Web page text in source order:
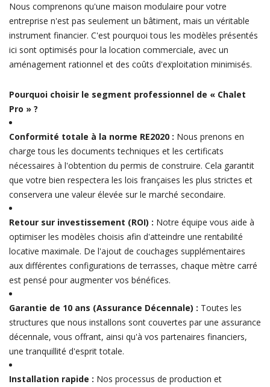
Nous comprenons qu'une maison modulaire pour votre
entreprise n'est pas seulement un bâtiment, mais un véritable
instrument financier. C'est pourquoi tous les modèles présentés
ici sont optimisés pour la location commerciale, avec un
aménagement rationnel et des coûts d'exploitation minimisés.
Pourquoi choisir le segment professionnel de « Chalet
Pro » ?
Conformité totale à la norme RE2020 : Nous prenons en
charge tous les documents techniques et les certificats
nécessaires à l'obtention du permis de construire. Cela garantit
que votre bien respectera les lois françaises les plus strictes et
conservera une valeur élevée sur le marché secondaire.
Retour sur investissement (ROI) : Notre équipe vous aide à
optimiser les modèles choisis afin d'atteindre une rentabilité
locative maximale. De l'ajout de couchages supplémentaires
aux différentes configurations de terrasses, chaque mètre carré
est pensé pour augmenter vos bénéfices.
Garantie de 10 ans (Assurance Décennale) : Toutes les
structures que nous installons sont couvertes par une assurance
décennale, vous offrant, ainsi qu'à vos partenaires financiers,
une tranquillité d'esprit totale.
Installation rapide : Nos processus de production et